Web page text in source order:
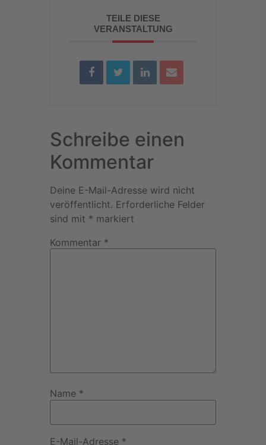
TEILE DIESE
VERANSTALTUNG
Schreibe einen
Kommentar
Deine E-Mail-Adresse wird nicht
veröffentlicht. Erforderliche Felder
sind mit * markiert
Kommentar *
Name *
E-Mail-Adresse *